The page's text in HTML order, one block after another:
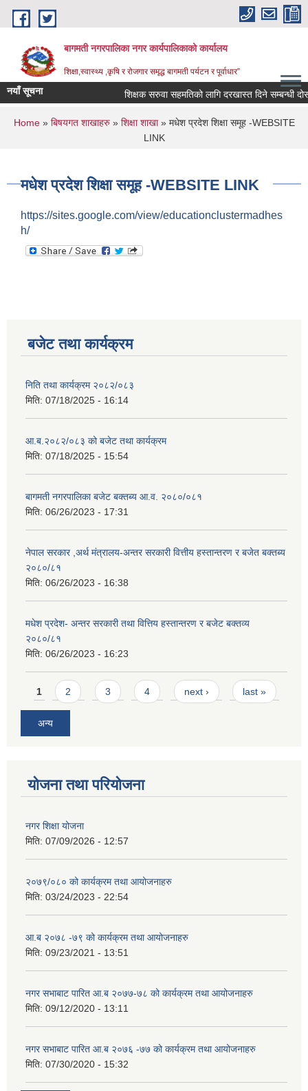
Skip to main content
बागमती नगरपालिका नगर कार्यपालिकाको कार्यालय
शिक्षा,स्वास्थ्य ,कृषि र रोजगार समृद्ध बागमती पर्यटन र पूर्वाधार”
नयाँ सूचना शिक्षक सरुवा सहमतिको लागि दरखास्त दिने
You are here
Home» बिषयगत शाखाहरु» शिक्षा शाखा» मधेश प्रदेश शिक्षा समूह -WEBSITE
LINK
मधेश प्रदेश शिक्षा समूह -WEBSITE LINK
https://sites.google.com/view/educationclustermadhes
h/
बजेट तथा कार्यक्रम
निति तथा कार्यक्रम २०८२/०८३
मिति: 07/18/2025 - 16:14
आ.ब.२०८२/०८३ को बजेट तथा कार्यक्रम
मिति: 07/18/2025 - 15:54
बागमती नगरपालिका बजेट बक्तब्य आ.व. २०८०/०८१
मिति: 06/26/2023 - 17:31
नेपाल सरकार ,अर्थ मंत्रालय-अन्तर सरकारी वित्तीय हस्तान्तरण र बजेत बक्तब्य
२०८०/८१
मिति: 06/26/2023 - 16:38
मधेश प्रदेश- अन्तर सरकारी तथा वित्तिय हस्तान्तरण र बजेट बक्तव्य
२०८०/८१
मिति: 06/26/2023 - 16:23
Pages
1 2 3 4 next › last »
अन्य
योजना तथा परियोजना
नगर शिक्षा योजना
मिति: 07/09/2026 - 12:57
२०७९/०८० को कार्यक्रम तथा आयोजनाहरु
मिति: 03/24/2023 - 22:54
आ.ब २०७८ -७९ को कार्यक्रम तथा आयोजनाहरु
मिति: 09/23/2021 - 13:51
नगर सभाबाट पारित आ.ब २०७७-७८ को कार्यक्रम तथा आयोजनाहरु
मिति: 09/12/2020 - 13:11
नगर सभाबाट पारित आ.ब २०७६ -७७ को कार्यक्रम तथा आयोजनाहरु
मिति: 07/30/2020 - 15:32